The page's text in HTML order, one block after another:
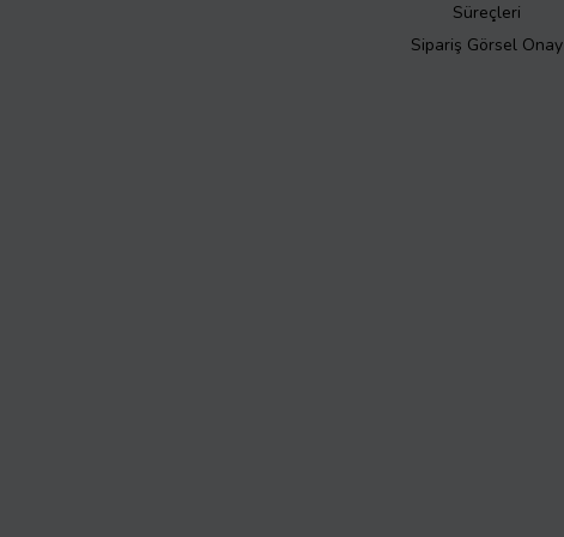
Süreçleri
Sipariş Görsel Onay